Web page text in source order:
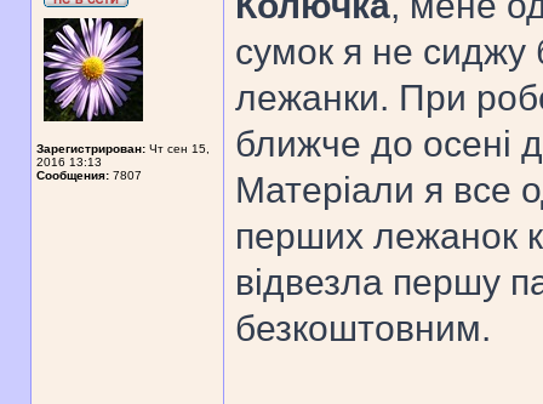
Зарегистрирован: Чт сен 15,
2016 13:13
Сообщения: 7807
сумок я не сиджу
лежанки. При
ближче до осені
Матеріали я все
перших лежанок
відвезла першу
безкоштовним.